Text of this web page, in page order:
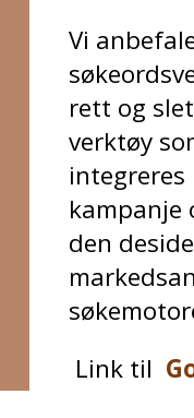
Vi
rett og
verktøy
integreres
kampanje
den
Link til